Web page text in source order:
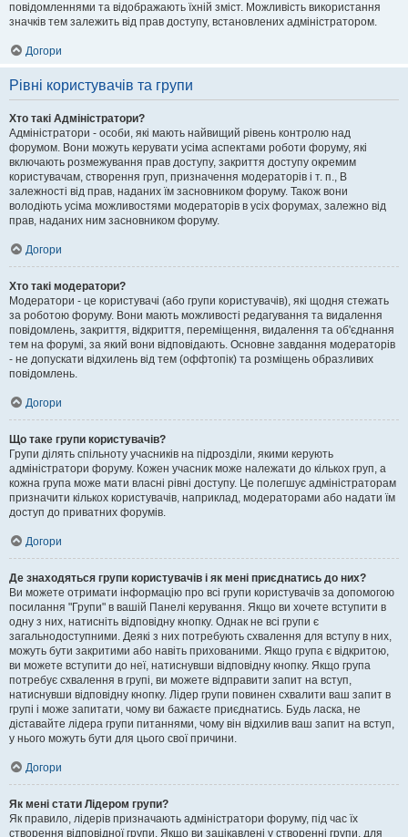
повідомленнями та відображають їхній зміст. Можливість використання
значків тем залежить від прав доступу, встановлених адміністратором.
Догори
Рівні користувачів та групи
Хто такі Адміністратори?
Адміністратори - особи, які мають найвищий рівень контролю над
форумом. Вони можуть керувати усіма аспектами роботи форуму, які
включають розмежування прав доступу, закриття доступу окремим
користувачам, створення груп, призначення модераторів і т. п., В
залежності від прав, наданих їм засновником форуму. Також вони
володіють усіма можливостями модераторів в усіх форумах, залежно від
прав, наданих ним засновником форуму.
Догори
Хто такі модератори?
Модератори - це користувачі (або групи користувачів), які щодня стежать
за роботою форуму. Вони мають можливості редагування та видалення
повідомлень, закриття, відкриття, переміщення, видалення та об'єднання
тем на форумі, за який вони відповідають. Основне завдання модераторів
- не допускати відхилень від тем (оффтопік) та розміщень образливих
повідомлень.
Догори
Що таке групи користувачів?
Групи ділять спільноту учасників на підрозділи, якими керують
адміністратори форуму. Кожен учасник може належати до кількох груп, а
кожна група може мати власні рівні доступу. Це полегшує адміністраторам
призначити кількох користувачів, наприклад, модераторами або надати їм
доступ до приватних форумів.
Догори
Де знаходяться групи користувачів і як мені приєднатись до них?
Ви можете отримати інформацію про всі групи користувачів за допомогою
посилання "Групи" в вашій Панелі керування. Якщо ви хочете вступити в
одну з них, натисніть відповідну кнопку. Однак не всі групи є
загальнодоступними. Деякі з них потребують схвалення для вступу в них,
можуть бути закритими або навіть прихованими. Якщо група є відкритою,
ви можете вступити до неї, натиснувши відповідну кнопку. Якщо група
потребує схвалення в групі, ви можете відправити запит на вступ,
натиснувши відповідну кнопку. Лідер групи повинен схвалити ваш запит в
групі і може запитати, чому ви бажаєте приєднатись. Будь ласка, не
діставайте лідера групи питаннями, чому він відхилив ваш запит на вступ,
у нього можуть бути для цього свої причини.
Догори
Як мені стати Лідером групи?
Як правило, лідерів призначають адміністратори форуму, під час їх
створення відповідної групи. Якщо ви зацікавлені у створенні групи, для